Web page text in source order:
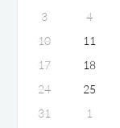
3
4
10
11
17
18
24
25
31
1